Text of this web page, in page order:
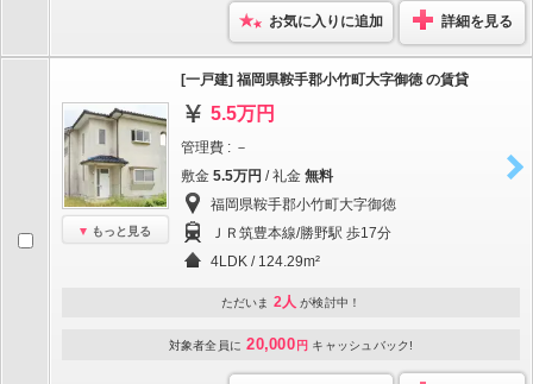
お気に入りに追加 詳細を見る
もっと見る
[一戸建] 福岡県鞍手郡小竹町大字御徳 の賃貸
5.5万円
管理費 : －
敷金 5.5万円 / 礼金 無料
福岡県鞍手郡小竹町大字御徳
ＪＲ筑豊本線/勝野駅 歩17分
4LDK / 124.29m²
ただいま 2人 が検討中！
対象者全員に 20,000 円 キャッシュバック!